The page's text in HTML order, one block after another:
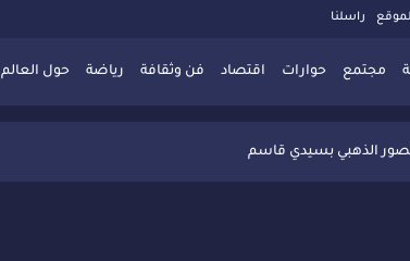
راسلنا
مجتمع حوارات اقتصاد فن وثقافة رياضة حول العالم
التوجيه المدرسي بمبادرة نوعية تجمع بين التفاعل والتكريم
الذهبي بسيدي قاسم